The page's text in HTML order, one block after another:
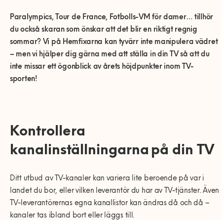
Utomhusinstallationer
Var finns vi?
Fakta om RUT- och ROT-avdraget
Våra Fixare
Paralympics, Tour de France, Fotbolls-VM för damer… tillhör
du också skaran som önskar att det blir en riktigt regnig
sommar? Vi på Hemfixarna kan tyvärr inte manipulera vädret
– men vi hjälper dig gärna med att ställa in din TV så att du
inte missar ett ögonblick av årets höjdpunkter inom TV-
sporten!
Kontrollera
kanalinställningarna på din TV
Ditt utbud av TV-kanaler kan variera lite beroende på var i
landet du bor, eller vilken leverantör du har av TV-tjänster. Även
TV-leverantörernas egna kanallistor kan ändras då och då –
kanaler tas ibland bort eller läggs till.